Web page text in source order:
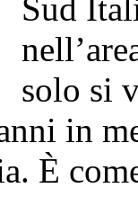
Sud
solo si
in
È